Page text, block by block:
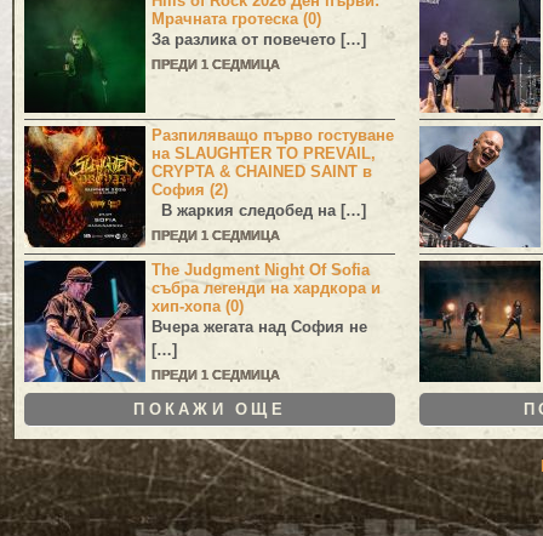
Мрачната гротеска (0)
За разлика от повечето […]
ПРЕДИ 1 СЕДМИЦА
Разпиляващо първо гостуване
на SLAUGHTER TO PREVAIL,
CRYPTA & CHAINED SAINT в
София (2)
В жаркия следобед на […]
ПРЕДИ 1 СЕДМИЦА
The Judgment Night Of Sofia
събра легенди на хардкора и
хип-хопа (0)
Вчера жегата над София не
[…]
ПРЕДИ 1 СЕДМИЦА
ПОКАЖИ ОЩЕ